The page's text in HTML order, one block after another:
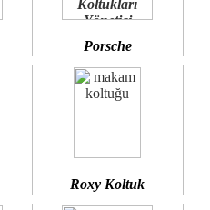
Porsche
Roxy Koltuk